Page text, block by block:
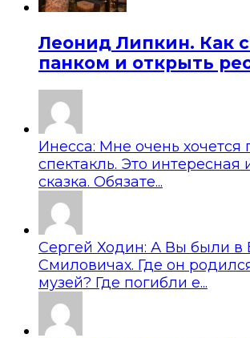
Леонид Липкин. Как
панком и открыть
Инесса: Мне очень хочется
спектакль. Это интересная
сказка. Обязате...
Сергей Ходин: А Вы были в
Смиловичах. Где он
музей? Где погибли е...